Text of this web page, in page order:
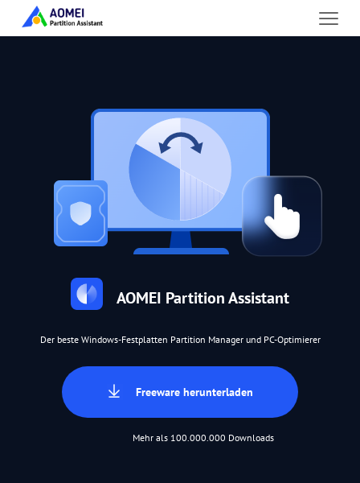
AOMEI Partition Assistant
Der beste Windows-Festplatten Partition Manager und PC-Optimierer
Freeware herunterladen
Mehr als 100.000.000 Downloads